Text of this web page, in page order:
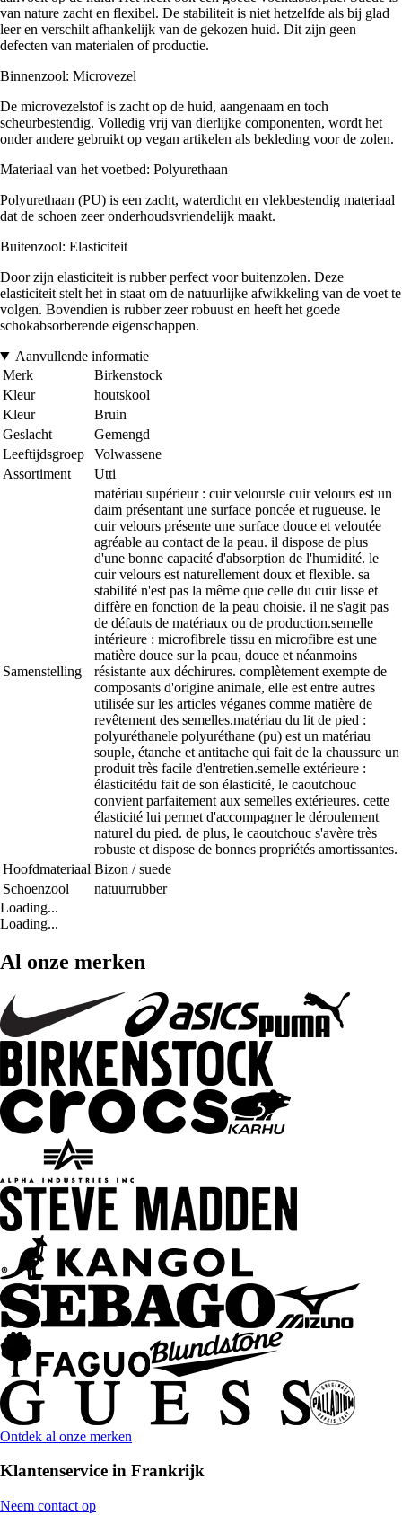
van nature zacht en flexibel. De stabiliteit is niet hetzelfde als bij glad
leer en verschilt afhankelijk van de gekozen huid. Dit zijn geen
defecten van materialen of productie.
Binnenzool: Microvezel
De microvezelstof is zacht op de huid, aangenaam en toch
scheurbestendig. Volledig vrij van dierlijke componenten, wordt het
onder andere gebruikt op vegan artikelen als bekleding voor de zolen.
Materiaal van het voetbed: Polyurethaan
Polyurethaan (PU) is een zacht, waterdicht en vlekbestendig materiaal
dat de schoen zeer onderhoudsvriendelijk maakt.
Buitenzool: Elasticiteit
Door zijn elasticiteit is rubber perfect voor buitenzolen. Deze
elasticiteit stelt het in staat om de natuurlijke afwikkeling van de voet te
volgen. Bovendien is rubber zeer robuust en heeft het goede
schokabsorberende eigenschappen.
Aanvullende informatie
Merk
Birkenstock
Kleur
houtskool
Kleur
Bruin
Geslacht
Gemengd
Leeftijdsgroep
Volwassene
Assortiment
Utti
Samenstelling
matériau supérieur : cuir veloursle cuir velours est un
daim présentant une surface poncée et rugueuse. le
cuir velours présente une surface douce et veloutée
agréable au contact de la peau. il dispose de plus
d'une bonne capacité d'absorption de l'humidité. le
cuir velours est naturellement doux et flexible. sa
stabilité n'est pas la même que celle du cuir lisse et
diffère en fonction de la peau choisie. il ne s'agit pas
de défauts de matériaux ou de production.semelle
intérieure : microfibrele tissu en microfibre est une
matière douce sur la peau, douce et néanmoins
résistante aux déchirures. complètement exempte de
composants d'origine animale, elle est entre autres
utilisée sur les articles véganes comme matière de
revêtement des semelles.matériau du lit de pied :
polyuréthanele polyuréthane (pu) est un matériau
souple, étanche et antitache qui fait de la chaussure un
produit très facile d'entretien.semelle extérieure :
élasticitédu fait de son élasticité, le caoutchouc
convient parfaitement aux semelles extérieures. cette
élasticité lui permet d'accompagner le déroulement
naturel du pied. de plus, le caoutchouc s'avère très
robuste et dispose de bonnes propriétés amortissantes.
Hoofdmateriaal Bizon / suede
Schoenzool
natuurrubber
Loading...
Loading...
Al onze merken
Ontdek al onze merken
Klantenservice in Frankrijk
Neem contact op